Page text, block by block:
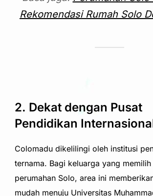
Rekomendasi Rumah Solo
2. Dekat dengan Pusat
Pendidikan
Colomadu dikelilingi oleh institusi
ternama. Bagi keluarga yang
perumahan Solo, area ini
mudah menuju Universitas